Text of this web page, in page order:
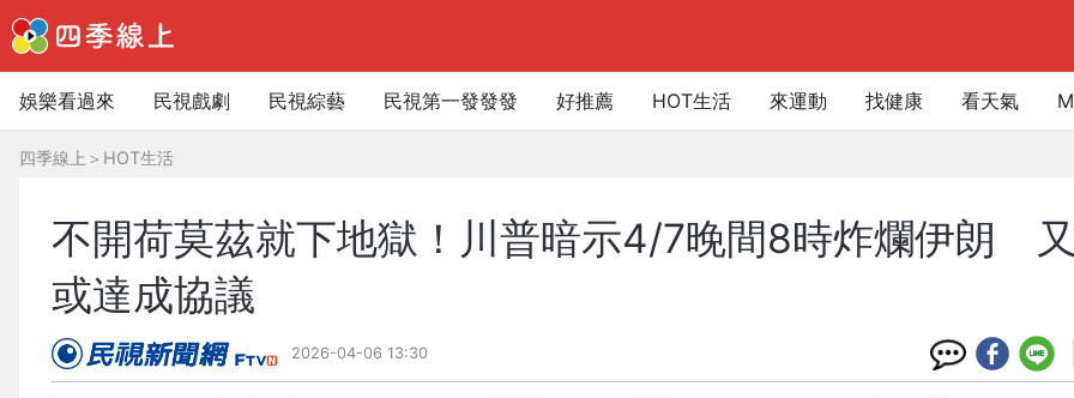
娛樂看過來 民視戲劇 民視綜藝 民視第一發發發 好推薦 HOT生活 來運動 找健康 看天氣
四季線上 ＞ HOT生活
不開荷莫茲就下地獄！川普暗示4/7晚間8時炸爛伊朗
或達成協議
2026-04-06 13:30